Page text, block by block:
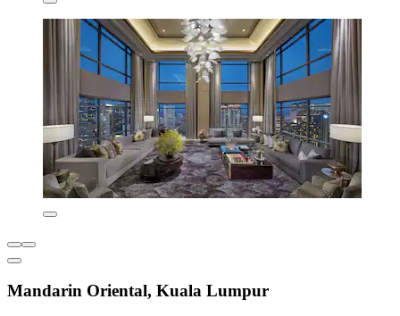
Mandarin Oriental, Kuala Lumpur